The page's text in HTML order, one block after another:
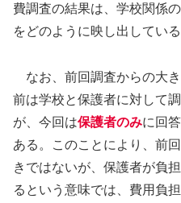
費調査の結果は、学校関係
をどのように映し出している
なお、前回調査からの大
前は学校と保護者に対して
が、今回は保護者のみに回
ある。このことにより、前
きではないが、保護者が負
るという意味では、費用負